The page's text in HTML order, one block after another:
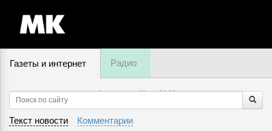
Газеты и интернет Радио
9 августа, суббота,00:38
Текст новости Комментарии